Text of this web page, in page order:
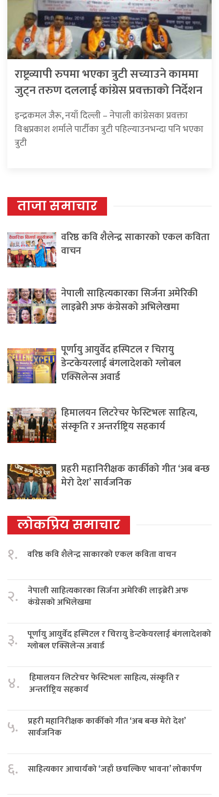
राष्ट्रव्यापी रुपमा भएका त्रुटी सच्याउने काममा
जुट्न तरुण दललाई कांग्रेस प्रवक्ताको निर्देशन
इन्द्रकमल जैरू, नयाँ दिल्ली – नेपाली कांग्रेसका प्रवक्ता
विश्वप्रकाश शर्माले पार्टीका त्रुटी पहिल्याउनभन्दा पनि भएका
त्रुटी
ताजा समाचार
वरिष्ठ कवि शैलेन्द्र साकारको एकल कविता
वाचन
नेपाली साहित्यकारका सिर्जना अमेरिकी
लाइब्रेरी अफ कंग्रेसको अभिलेखमा
पूर्णायु आयुर्वेद हस्पिटल र चिरायु
डेन्टकेयरलाई बंगलादेशको ग्लोबल
एक्सिलेन्स अवार्ड
हिमालयन लिटरेचर फेस्टिभलः साहित्य,
संस्कृति र अन्तर्राष्ट्रिय सहकार्य
प्रहरी महानिरीक्षक कार्कीको गीत ‘अब बन्छ
मेरो देश’ सार्वजनिक
लोकप्रिय समाचार
१. वरिष्ठ कवि शैलेन्द्र साकारको एकल कविता वाचन
२.
नेपाली साहित्यकारका सिर्जना अमेरिकी लाइब्रेरी अफ
कंग्रेसको अभिलेखमा
३.
पूर्णायु आयुर्वेद हस्पिटल र चिरायु डेन्टकेयरलाई बंगलादेशको
ग्लोबल एक्सिलेन्स अवार्ड
४.
हिमालयन लिटरेचर फेस्टिभलः साहित्य, संस्कृति र
अन्तर्राष्ट्रिय सहकार्य
५.
प्रहरी महानिरीक्षक कार्कीको गीत ‘अब बन्छ मेरो देश’
सार्वजनिक
६. साहित्यकार आचार्यको ‘जहाँ छचल्किए भावना’ लोकार्पण